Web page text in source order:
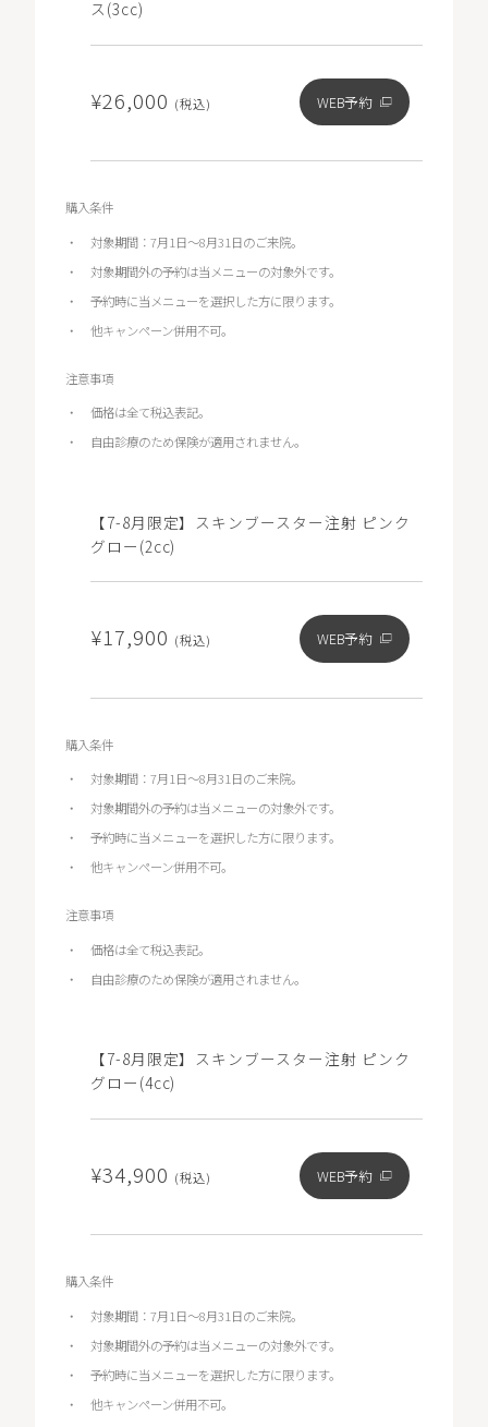
ス(3cc)
¥26,000 (税込) WEB予約
購入条件
対象期間：7月1日～8月31日のご来院。
対象期間外の予約は当メニューの対象外です。
予約時に当メニューを選択した方に限ります。
他キャンペーン併用不可。
注意事項
価格は全て税込表記。
自由診療のため保険が適用されません。
【7-8月限定】スキンブースター注射 ピンク
グロー(2cc)
¥17,900 (税込) WEB予約
購入条件
対象期間：7月1日～8月31日のご来院。
対象期間外の予約は当メニューの対象外です。
予約時に当メニューを選択した方に限ります。
他キャンペーン併用不可。
注意事項
価格は全て税込表記。
自由診療のため保険が適用されません。
【7-8月限定】スキンブースター注射 ピンク
グロー(4cc)
¥34,900 (税込) WEB予約
購入条件
対象期間：7月1日～8月31日のご来院。
対象期間外の予約は当メニューの対象外です。
予約時に当メニューを選択した方に限ります。
他キャンペーン併用不可。